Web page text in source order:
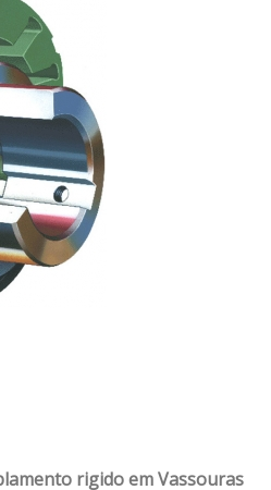
rigido em Vassouras